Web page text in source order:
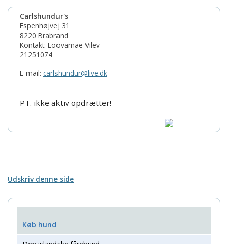
Carlshundur's
Espenhøjvej 31
8220 Brabrand
Kontakt: Loovamae Vilev
21251074
E-mail: carlshundur@live.dk
PT. ikke aktiv opdrætter!
Udskriv denne side
Køb hund